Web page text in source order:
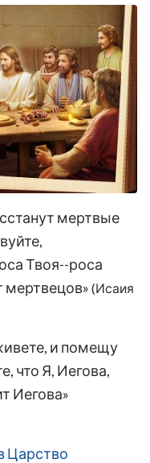
мертвые
Твоя--роса
мертвецов» (Исаия
и помещу
что Я, Иегова,
Иегова»
Царство